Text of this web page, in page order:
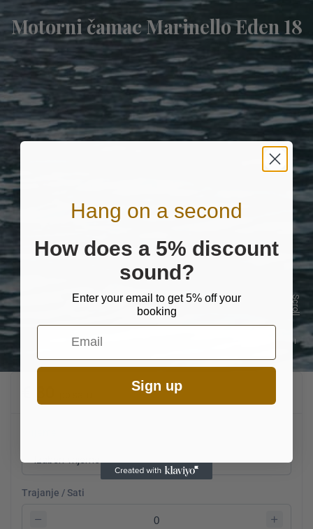
Motorni čamac Marinello Eden 18
Scroll
Trajanje / Sati
Hang on a second
How does a 5% discount
sound?
Enter your email to get 5% off your
booking
Email
Sign up